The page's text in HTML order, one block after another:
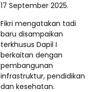
17 September 2025.
Fikri mengatakan tadi
baru disampaikan
terkhusus Dapil I
berkaitan dengan
pembangunan
infrastruktur, pendidikan
dan kesehatan.